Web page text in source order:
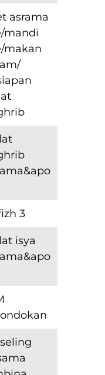
asrama
mandi
makan
3
isya